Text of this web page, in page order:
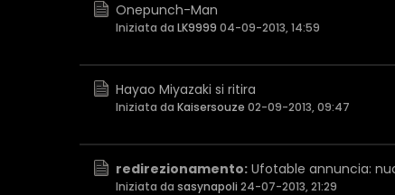
Onepunch-Man
Iniziata da LK9999 04-09-2013, 14:59
Hayao Miyazaki si ritira
Iniziata da Kaisersouze 02-09-2013, 09:47
redirezionamento: Ufotable annuncia:
Iniziata da sasynapoli 24-07-2013, 21:29